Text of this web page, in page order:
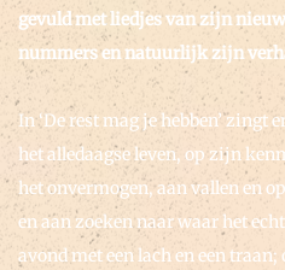
gevuld met liedjes van zijn
nummers en natuurlijk zijn
In ‘De rest mag je hebben’
het alledaagse leven, op zijn
het onvermogen, aan vallen en
en aan zoeken naar waar het
avond met een lach en een